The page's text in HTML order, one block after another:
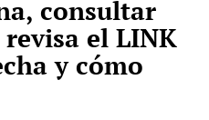
consultar
el LINK
y cómo